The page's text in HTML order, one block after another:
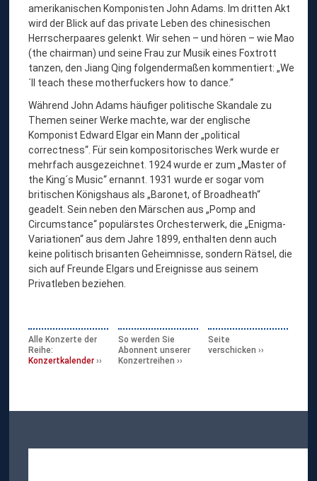
amerikanischen Komponisten John Adams. Im dritten Akt
wird der Blick auf das private Leben des chinesischen
Herrscherpaares gelenkt. Wir sehen – und hören – wie Mao
(the chairman) und seine Frau zur Musik eines Foxtrott
tanzen, den Jiang Qing folgendermaßen kommentiert: „We
´ll teach these motherfuckers how to dance.“
Während John Adams häufiger politische Skandale zu
Themen seiner Werke machte, war der englische
Komponist Edward Elgar ein Mann der „political
correctness“. Für sein kompositorisches Werk wurde er
mehrfach ausgezeichnet. 1924 wurde er zum „Master of
the King´s Music“ ernannt. 1931 wurde er sogar vom
britischen Königshaus als „Baronet, of Broadheath“
geadelt. Sein neben den Märschen aus „Pomp and
Circumstance“ populärstes Orchesterwerk, die „Enigma-
Variationen“ aus dem Jahre 1899, enthalten denn auch
keine politisch brisanten Geheimnisse, sondern Rätsel, die
sich auf Freunde Elgars und Ereignisse aus seinem
Privatleben beziehen.
Alle Konzerte der
Reihe:
Konzertkalender
So werden Sie
Abonnent unserer
Konzertreihen
Seite
verschicken